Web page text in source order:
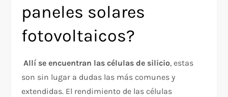
paneles solares
fotovoltaicos?
Allí se encuentran las células de silicio, estas
son sin lugar a dudas las más comunes y
extendidas. El rendimiento de las células